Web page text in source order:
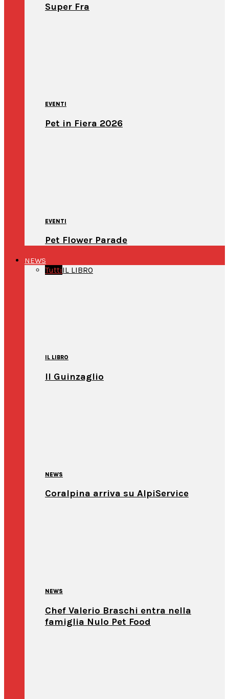
Super Fra
EVENTI
Pet in Fiera 2026
EVENTI
Pet Flower Parade
NEWS
TuttiIL LIBRO
IL LIBRO
Il Guinzaglio
NEWS
Coralpina arriva su AlpiService
NEWS
Chef Valerio Braschi entra nella
famiglia Nulo Pet Food